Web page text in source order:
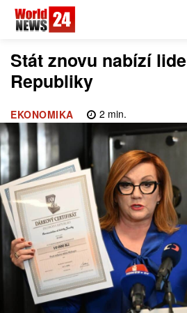
Stát znovu nabízí
Republiky
EKONOMIKA 2 min.